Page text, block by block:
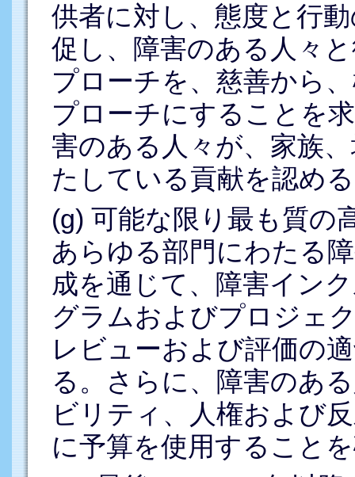
供者に対し、態度と行
促し、障害のある人々
プローチを、慈善から
プローチにすることを
害のある人々が、家族
たしている貢献を認め
(g) 可能な限り最も質の
あらゆる部門にわたる
成を通じて、障害イン
グラムおよびプロジェ
レビューおよび評価の
る。さらに、障害のあ
ビリティ、人権および
に予算を使用すること